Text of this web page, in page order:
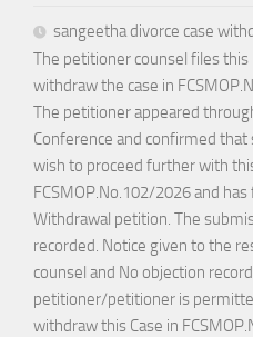
sangeetha divorce case
The petitioner counsel files
withdraw the case in
The petitioner appeared
Conference and confirmed that
wish to proceed further with
FCSMOP.No.102/2026 and
Withdrawal petition. The
recorded. Notice given to the
counsel and No objection
petitioner/petitioner is
withdraw this Case in